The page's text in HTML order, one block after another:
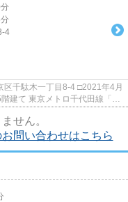
4
丁目8-4 □2021年4月
線「千
せん。
問い合わせはこちら